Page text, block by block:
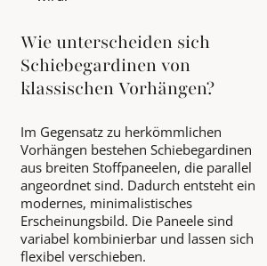
Wie unterscheiden sich
Schiebegardinen von
klassischen Vorhängen?
Im Gegensatz zu herkömmlichen
Vorhängen bestehen Schiebegardinen
aus breiten Stoffpaneelen, die parallel
angeordnet sind. Dadurch entsteht ein
modernes, minimalistisches
Erscheinungsbild. Die Paneele sind
variabel kombinierbar und lassen sich
flexibel verschieben.